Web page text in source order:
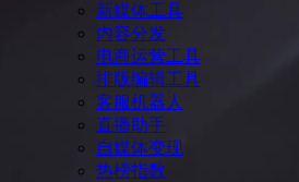
新媒体工具
内容分发
电商运营工具
排版编辑工具
客服机器人
直播助手
自媒体变现
热榜指数